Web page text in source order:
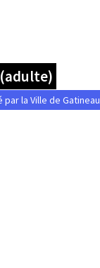
la Ville de Gatineau